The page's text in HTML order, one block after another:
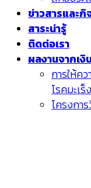
ข่าวสารและ
สาระน่ารู้
ติดต่อเรา
ผลงานจากเงิ
การให้ค
โรคมะเร็
โครงกา